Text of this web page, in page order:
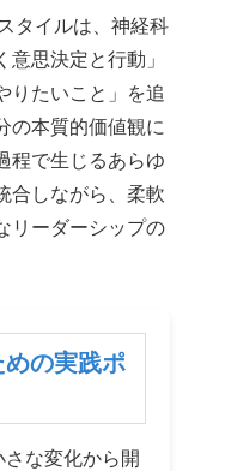
タイルは、神経科
思決定と行動」
りたいこと」を追
の本質的価値観に
程で生じるあらゆ
合しながら、柔軟
リーダーシップの
の実践ポ
な変化から開